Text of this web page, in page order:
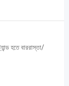
হতে বাররাস্তা/